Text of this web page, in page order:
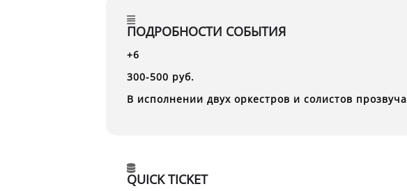
ПОДРОБНОСТИ СОБЫТИЯ
+6
300-500 руб.
В исполнении двух оркестров и солистов
QUICK TICKET